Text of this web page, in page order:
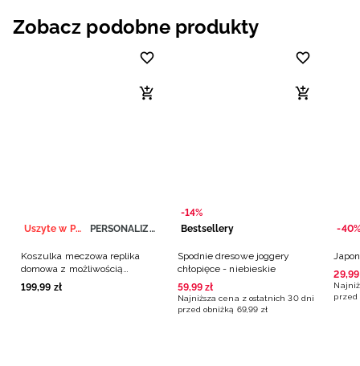
Zobacz podobne produkty
Uszyte w Polsce PERSONALIZACJA
Koszulka meczowa replika
domowa z możliwością
personalizacji męska 4F x
Polska Siatkówka - biała
199,99 zł
-14%
Bestsellery
Spodnie dresowe joggery
chłopięce - niebieskie
59,99 zł
Najniższa cena z ostatnich 30 dni
przed obniżką 69,99 zł
-40%
29,99
przed